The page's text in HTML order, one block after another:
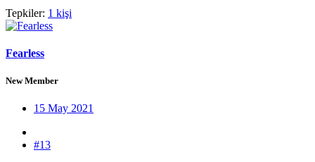
Tepkiler: 1 kişi
Fearless
New Member
15 May 2021
#13